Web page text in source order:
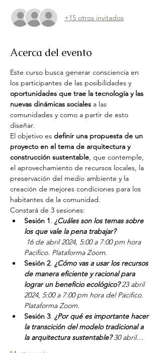
+15 otros invitados
Acerca del evento
Este curso busca generar consciencia en
los participantes de las posibilidades y
oportunidades que trae la tecnología y las
nuevas dinámicas sociales a las
comunidades y como a partir de esto
diseñar.
El objetivo es definir una propuesta de un
proyecto en el tema de arquitectura y
construcción sustentable, que contemple,
el aprovechamiento de recursos locales, la
preservación del medio ambiente y la
creación de mejores condiciones para los
habitantes de la comunidad.
Constará de 3 sesiones:
Sesión 1. ¿Cuáles son los temas sobre
los que vale la pena trabajar?
16 de abril 2024, 5:00 a 7:00 pm hora
Pacifico. Plataforma Zoom.
Sesión 2. ¿Cómo vas a usar los recursos
de manera eficiente y racional para
lograr un beneficio ecológico? 23 abril
2024, 5:00 a 7:00 pm hora del Pacifico.
Plataforma Zoom.
Sesión 3. ¿Por qué es importante hacer
la transcición del modelo tradicional a
la arquitectura sustentable? 30 abril…